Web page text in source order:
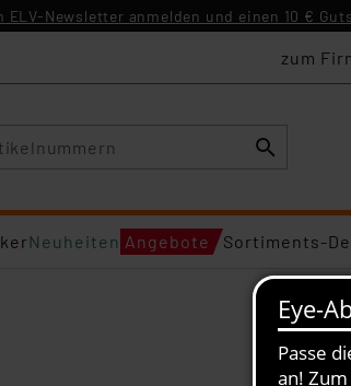
ELV-Newsletter anmelden und einen 10 €
zum
Neuheiten Angebote Sortiments-